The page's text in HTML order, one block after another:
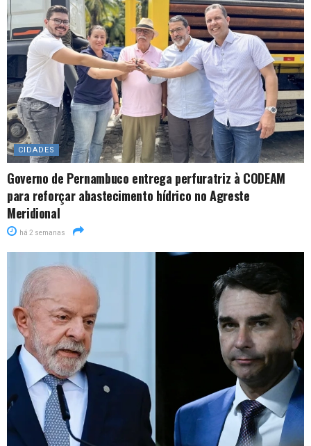
CIDADES
Governo de Pernambuco entrega perfuratriz à CODEAM
para reforçar abastecimento hídrico no Agreste
Meridional
há 2 semanas